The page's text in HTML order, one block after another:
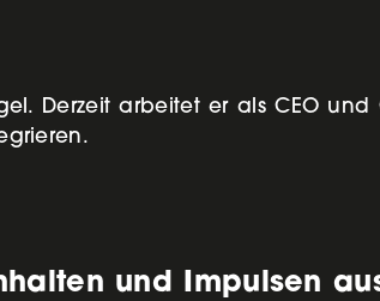
Derzeit arbeitet er als CEO
und Impulsen